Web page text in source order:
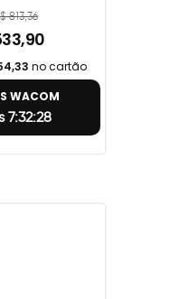
813,36
no cartão
WACOM
7:32:27